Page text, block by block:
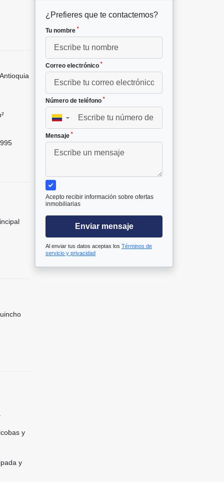
y
y
¿Prefieres que te contactemos?
Tu nombre *
Correo electrónico *
Número de teléfono *
▼
Mensaje *
Acepto recibir información sobre ofertas
inmobiliarias
Enviar mensaje
Al enviar tus datos aceptas los Términos de
servicio y privacidad